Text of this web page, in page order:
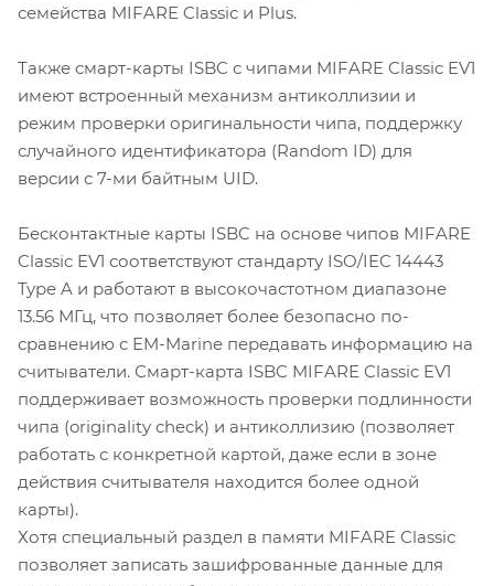
семейства MIFARE Classic и Plus.
Также смарт-карты ISBC с чипами MIFARE Classic EV1
имеют встроенный механизм антиколлизии и
режим проверки оригинальности чипа, поддержку
случайного идентификатора (Random ID) для
версии с 7-ми байтным UID.
Бесконтактные карты ISBC на основе чипов MIFARE
Classic EV1 соответствуют стандарту ISO/IEC 14443
Type A и работают в высокочастотном диапазоне
13.56 МГц, что позволяет более безопасно по-
сравнению с EM-Marine передавать информацию на
считыватели. Смарт-карта ISBC MIFARE Classic EV1
поддерживает возможность проверки подлинности
чипа (originality check) и антиколлизию (позволяет
работать с конкретной картой, даже если в зоне
действия считывателя находится более одной
карты).
Хотя специальный раздел в памяти MIFARE Classic
позволяет записать зашифрованные данные для